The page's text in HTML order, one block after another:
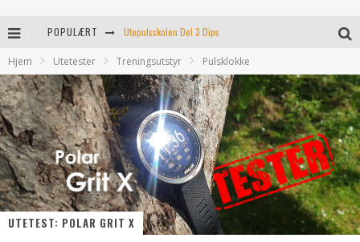
POPULÆRT Turtips: Rjukan’s svar på preikestolen
Føler ikke for å trene i dag!
8 tips som kanskje hjelper
Utetest: Polar Grit X
Utepulsskolen Del 3 Dips
Hjem Utetester Treningsutstyr Pulsklokke
UTETEST: POLAR GRIT X